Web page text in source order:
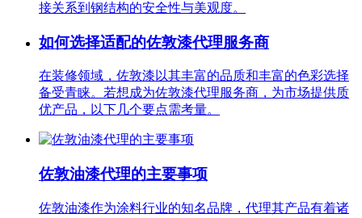
接关系到钢结构的安全性与美观度。
如何选择适配的佐敦漆代理服务商
在装修领域，佐敦漆以其丰富的品质和丰富的色彩选择
备受青睐。若想成为佐敦漆代理服务商，为市场提供质
优产品，以下几个要点需考量。
佐敦油漆代理的主要事项
佐敦油漆作为涂料行业的知名品牌，代理其产品有着诸